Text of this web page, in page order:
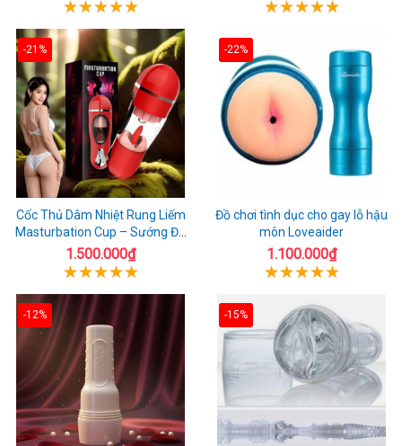
-21%
Cốc Thủ Dâm Nhiệt Rung Liếm
Masturbation Cup – Sướng Đã
Đời
1.500.000₫
-22%
Đồ chơi tình dục cho gay lỗ hậu
môn Loveaider
1.100.000₫
-12% -15%